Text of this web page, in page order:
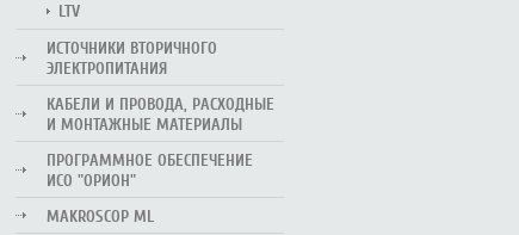
LTV
ИСТОЧНИКИ ВТОРИЧНОГО
ЭЛЕКТРОПИТАНИЯ
КАБЕЛИ И ПРОВОДА, РАСХОДНЫЕ
И МОНТАЖНЫЕ МАТЕРИАЛЫ
ПРОГРАММНОЕ ОБЕСПЕЧЕНИЕ
ИСО "ОРИОН"
MAKROSCOP ML